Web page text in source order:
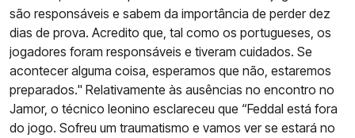
são responsáveis e sabem da importância de perder dez
dias de prova. Acredito que, tal como os portugueses, os
jogadores foram responsáveis e tiveram cuidados. Se
acontecer alguma coisa, esperamos que não, estaremos
preparados." Relativamente às ausências no encontro no
Jamor, o técnico leonino esclareceu que “Feddal está fora
do jogo. Sofreu um traumatismo e vamos ver se estará no